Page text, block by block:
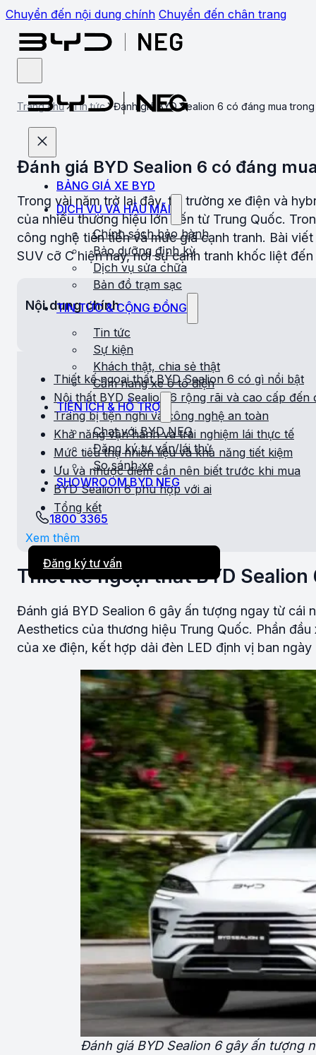
Chuyển đến nội dung chính Chuyển đến chân trang
BẢNG GIÁ XE BYD
DỊCH VỤ VÀ HẬU MÃI
Chính sách bảo hành
Bảo dưỡng định kỳ
Dịch vụ sửa chữa
Bản đồ trạm sạc
TIN TỨC & CỘNG ĐỒNG
Tin tức
Sự kiện
Khách thật, chia sẻ thật
Cẩm nang xe ô tô điện
TIỆN ÍCH & HỖ TRỢ
Chat với BYD NEG
Đăng ký tư vấn/lái thử
So sánh xe
SHOWROOM BYD NEG
1800 3365
Đăng ký tư vấn
Trang chủ Tin tức Đánh giá BYD Sealion 6 có đáng mua
Đánh giá BYD Sealion 6 có đáng
Trong vài năm trở lại đây, thị trường xe điện và
của nhiều thương hiệu lớn đến từ Trung Quốc.
công nghệ tiên tiến và mức giá cạnh tranh. Bài
SUV cỡ C hiện nay, nơi sự cạnh tranh khốc liệt
Nội dung chính
Thiết kế ngoại thất BYD Sealion 6 có gì nổi bật
Nội thất BYD Sealion 6 rộng rãi và cao cấp đến
Trang bị tiện nghi và công nghệ an toàn
Khả năng vận hành và trải nghiệm lái thực tế
Mức tiêu thụ nhiên liệu và khả năng tiết kiệm
Ưu và nhược điểm cần nên biết trước khi mua
BYD Sealion 6 phù hợp với ai
Tổng kết
Xem thêm
Thiết kế ngoại thất BYD
Đánh giá BYD Sealion 6 gây ấn tượng ngay từ cái
Aesthetics của thương hiệu Trung Quốc. Phần
của xe điện, kết hợp dải đèn LED định vị ban
Đánh giá BYD Sealion 6 gây ấn tượng